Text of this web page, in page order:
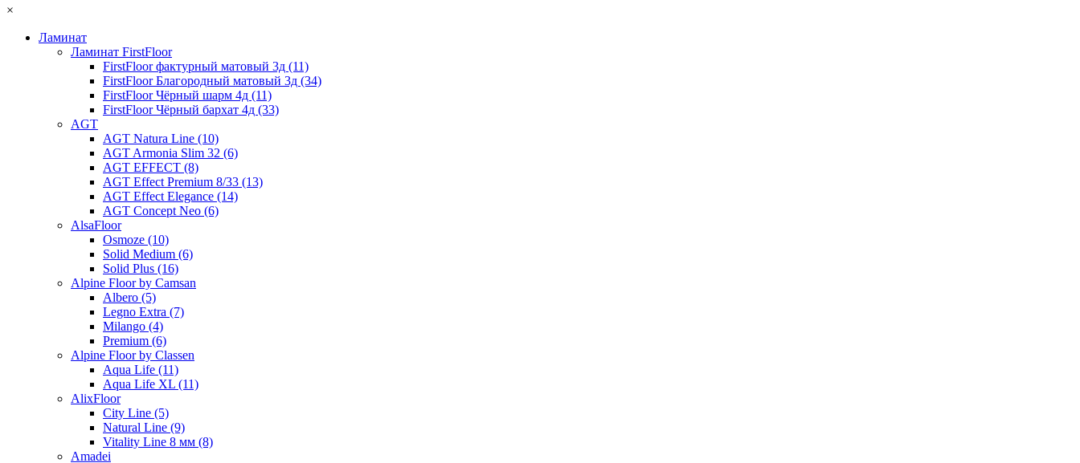
×
Ламинат
Ламинат FirstFloor
FirstFloor фактурный матовый 3д (11)
FirstFloor Благородный матовый 3д (34)
FirstFloor Чёрный шарм 4д (11)
FirstFloor Чёрный бархат 4д (33)
AGT
AGT Natura Line (10)
AGT Armonia Slim 32 (6)
AGT EFFECT (8)
AGT Effect Premium 8/33 (13)
AGT Effect Elegance (14)
AGT Concept Neo (6)
AlsaFloor
Osmoze (10)
Solid Medium (6)
Solid Plus (16)
Alpine Floor by Camsan
Albero (5)
Legno Extra (7)
Milango (4)
Premium (6)
Alpine Floor by Classen
Aqua Life (11)
Aqua Life XL (11)
AlixFloor
City Line (5)
Natural Line (9)
Vitality Line 8 мм (8)
Amadei